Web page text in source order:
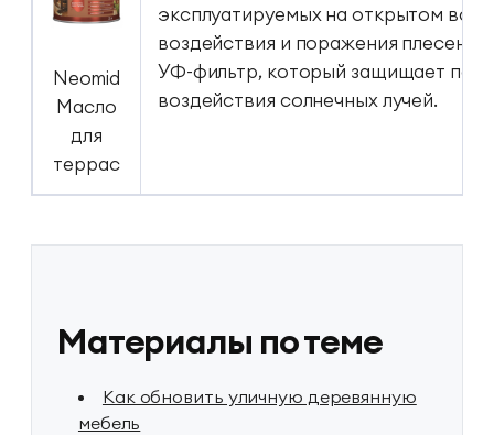
Neomid
Масло
для
террас
эксплуатируемых на открытом
воздействия и поражения
УФ-фильтр, который защищает
воздействия солнечных лучей.
Материалы по теме
Как обновить уличную деревянную
мебель